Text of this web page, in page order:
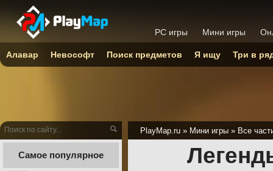
PlayMap.ru » Мини игры » Все
Самое популярное
PC игры Мини игры
Алавар Невософт Поиск предметов Я ищу Три в